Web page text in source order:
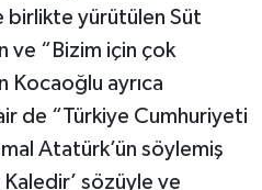
birlikte yürütülen Süt
ve “Bizim için çok
Kocaoğlu ayrıca
de “Türkiye Cumhuriyeti
Atatürk’ün söylemiş
sözüyle ve